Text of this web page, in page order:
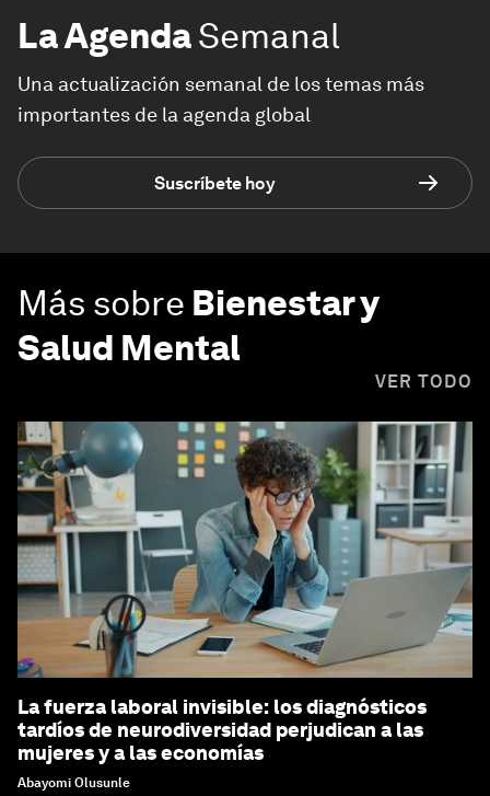
La AgendaSemanal
Una actualización semanal de los temas más
importantes de la agenda global
Suscríbete hoy
Más sobre Bienestar y
Salud Mental
VER TODO
La fuerza laboral invisible: los diagnósticos
tardíos de neurodiversidad perjudican a las
mujeres y a las economías
Abayomi Olusunle